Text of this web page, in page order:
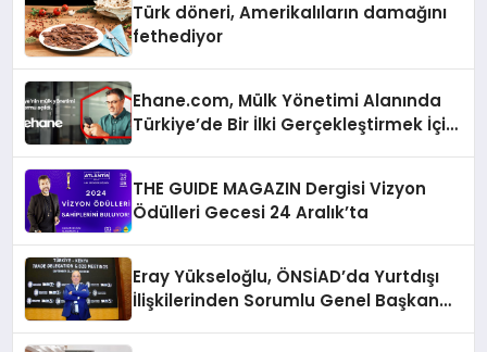
Türk döneri, Amerikalıların damağını
fethediyor
Ehane.com, Mülk Yönetimi Alanında
Türkiye’de Bir İlki Gerçekleştirmek İçin
THE GUIDE MAGAZIN Dergisi Vizyon
Ödülleri Gecesi 24 Aralık’ta
Eray Yükseloğlu, ÖNSİAD’da Yurtdışı
İlişkilerinden Sorumlu Genel Başkan